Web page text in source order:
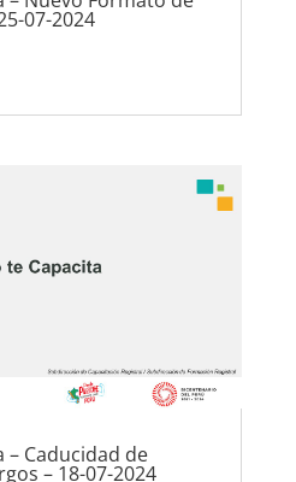
07-2024
Caducidad de
– 18-07-2024